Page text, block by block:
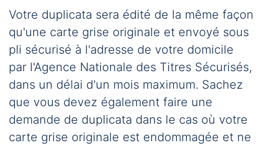
Votre duplicata sera édité de la même façon
qu'une carte grise originale et envoyé sous
pli sécurisé à l'adresse de votre domicile
par l'Agence Nationale des Titres Sécurisés,
dans un délai d'un mois maximum. Sachez
que vous devez également faire une
demande de duplicata dans le cas où votre
carte grise originale est endommagée et ne